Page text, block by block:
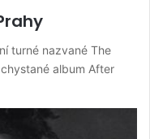
turné nazvané The
album After